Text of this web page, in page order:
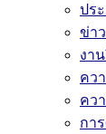
ปร
ข่า
งา
คว
คว
กา